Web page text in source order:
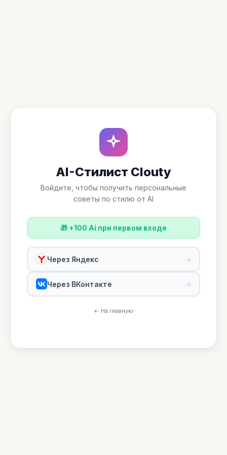
AI-Стилист Clouty
Войдите, чтобы получить персональные
советы по стилю от AI
🎁 +100 Ai при первом входе
Через Яндекс →
Через ВКонтакте →
← На главную